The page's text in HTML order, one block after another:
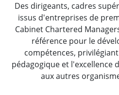
Des dirigeants, cadres
issus d'entreprises de
Cabinet Chartered
référence pour le
compétences,
pédagogique et l'excellence
aux autres